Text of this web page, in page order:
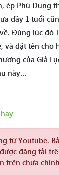
ép Phù Dung
đầy 1 tuổi
Đúng lúc đó
và đặt tên
của Giả
này…
từ Youtube.
đăng tải
trên chưa